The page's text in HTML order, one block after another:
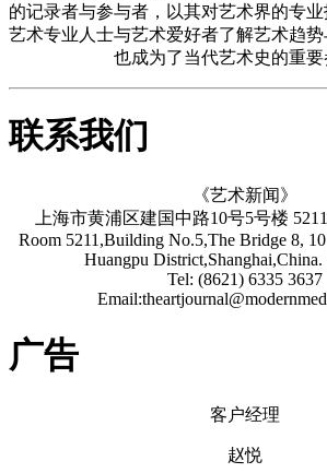
的记录者与参与者，以其对艺术界的专
艺术专业人士与艺术爱好者了解艺术趋势
也成为了当代艺术史的重要
联系我们
《艺术新闻》
上海市黄浦区建国中路10号5号楼
Room 5211,Building No.5,The Bridge 8,
Huangpu District,Shanghai,China.
Tel: (8621) 6335 3637
广告
客户经理
赵悦